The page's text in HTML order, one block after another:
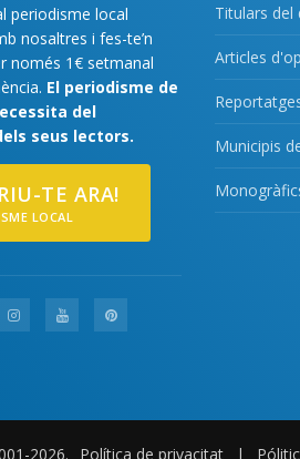
periodisme local
nosaltres i fes-te’n
només 1€ setmanal
El periodisme de
del
seus lectors.
TE ARA!
LOCAL
Titulars del
Articles
Municipis
2026. Política de privacitat |